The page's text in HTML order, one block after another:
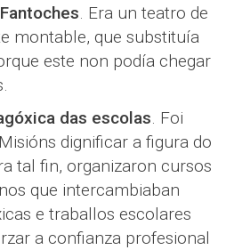
. Era un teatro de
montable, que substituía
este non podía chegar
das escolas. Foi
dignificar a figura do
tal fin, organizaron cursos
que intercambiaban
e traballos escolares
a confianza profesional